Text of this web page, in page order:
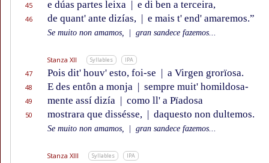
45 e dúas partes leixa | e di ben a terceira,
46 de quant' ante dizías, | e mais t' end' amaremos.”
Se muito non amamos, gran sandece fazemos...
Stanza XII Syllables IPA
47 Pois dit' houv' esto, foi-se | a Virgen grorïosa.
48 E des entôn a monja | sempre muit' homildosa-
49 mente assí dizía | como ll' a Pïadosa
50 mostrara que dissésse, | daquesto non dultemos.
Se muito non amamos, gran sandece fazemos...
Stanza XIII Syllables IPA